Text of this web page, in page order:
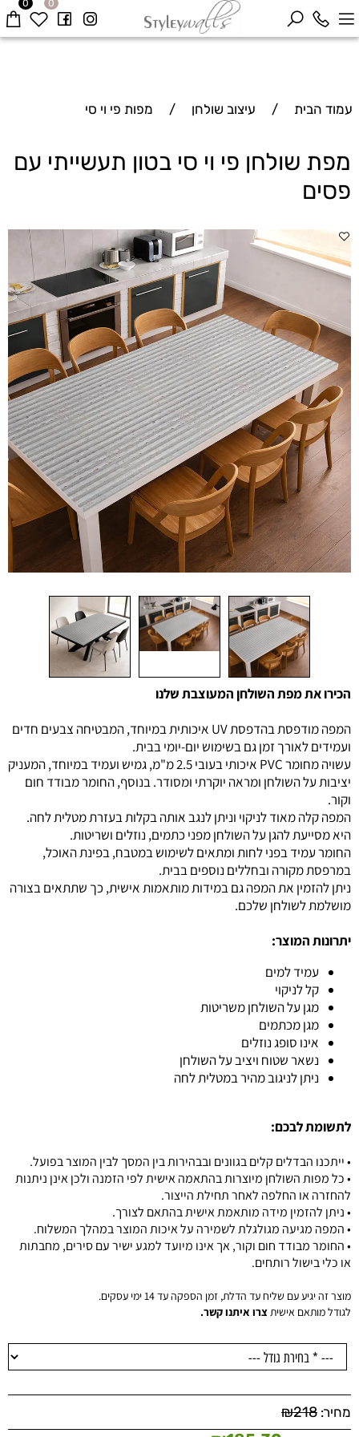
0 0
עמוד הבית / עיצוב שולחן / מפות פי וי סי
מפת שולחן פי וי סי בטון תעשייתי עם
פסים
הכירו את מפת השולחן המעוצבת שלנו
המפה מודפסת בהדפסת UV איכותית במיוחד, המבטיחה צבעים חדים
ועמידים לאורך זמן גם בשימוש יום-יומי בבית.
עשויה מחומר PVC איכותי בעובי 2.5 מ"מ, גמיש ועמיד במיוחד, המעניק
יציבות על השולחן ומראה יוקרתי ומסודר. בנוסף, החומר מבודד חום
וקור.
המפה קלה מאוד לניקוי וניתן לנגב אותה בקלות בעזרת מטלית לחה.
היא מסייעת להגן על השולחן מפני כתמים, נוזלים ושריטות.
החומר עמיד בפני לחות ומתאים לשימוש במטבח, בפינת האוכל,
במרפסת מקורה ובחללים נוספים בבית.
ניתן להזמין את המפה גם במידות מותאמות אישית, כך שתתאים בצורה
מושלמת לשולחן שלכם.
יתרונות המוצר:
עמיד למים
קל לניקוי
מגן על השולחן משריטות
מגן מכתמים
אינו סופג נוזלים
נשאר שטוח ויציב על השולחן
ניתן לניגוב מהיר במטלית לחה
לתשומת לבכם:
• ייתכנו הבדלים קלים בגוונים ובבהירות בין המסך לבין המוצר בפועל.
• כל מפות השולחן מיוצרות בהתאמה אישית לפי הזמנה ולכן אינן ניתנות
להחזרה או החלפה לאחר תחילת הייצור.
• ניתן להזמין מידה מותאמת אישית בהתאם לצורך.
• המפה מגיעה מגולגלת לשמירה על איכות המוצר במהלך המשלוח.
• החומר מבודד חום וקור, אך אינו מיועד למגע ישיר עם סירים, מחבתות
או כלי בישול רותחים.
מוצר זה יגיע עם שליח עד הדלת, זמן הספקה עד 14 ימי עסקים.
לגודל מותאם אישיתצרו איתנו קשר.
מחיר: ₪218